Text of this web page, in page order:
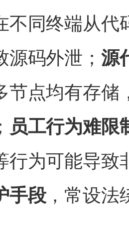
不同终端从代
源码外泄；源
节点均有存储
员工行为难限
行为可能导致
手段，常设法